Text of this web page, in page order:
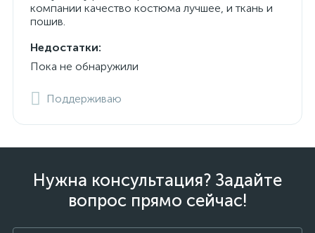
компании качество костюма лучшее, и ткань и
пошив.
Недостатки:
Пока не обнаружили
Поддерживаю
Нужна консультация? Задайте
вопрос прямо сейчас!